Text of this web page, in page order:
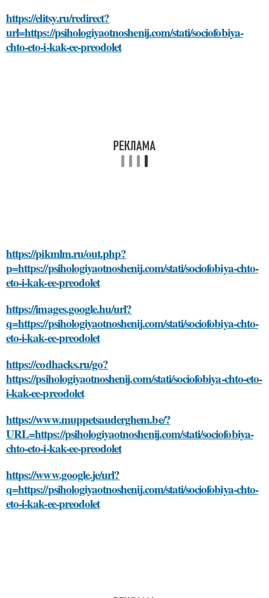
https://elitsy.ru/redirect?
url=https://psihologiyaotnoshenij.com/stati/sociofobiya-
chto-eto-i-kak-ee-preodolet
https://pikmlm.ru/out.php?
p=https://psihologiyaotnoshenij.com/stati/sociofobiya-chto-
eto-i-kak-ee-preodolet
https://images.google.hu/url?
q=https://psihologiyaotnoshenij.com/stati/sociofobiya-chto-
eto-i-kak-ee-preodolet
https://codhacks.ru/go?
https://psihologiyaotnoshenij.com/stati/sociofobiya-chto-eto-
i-kak-ee-preodolet
https://www.muppetsauderghem.be/?
URL=https://psihologiyaotnoshenij.com/stati/sociofobiya-
chto-eto-i-kak-ee-preodolet
https://www.google.je/url?
q=https://psihologiyaotnoshenij.com/stati/sociofobiya-chto-
eto-i-kak-ee-preodolet